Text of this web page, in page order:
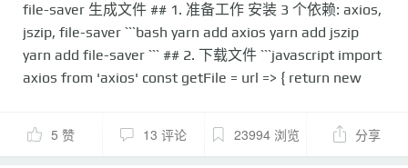
`Node.js的...
file-saver 生成文件 ## 1. 准备工作 安装 3 个依赖: axios,
jszip, file-saver ```bash yarn add axios yarn add jszip
yarn add file-saver ``` ## 2. 下载文件 ```javascript import
axios from 'axios' const getFile = url => { return new
responseType: 'arraybuffer' }).then(data => {
resolve(data.data) }).catch(error => { reject(error.toS...
5 赞 13 评论 23994 浏览 分享